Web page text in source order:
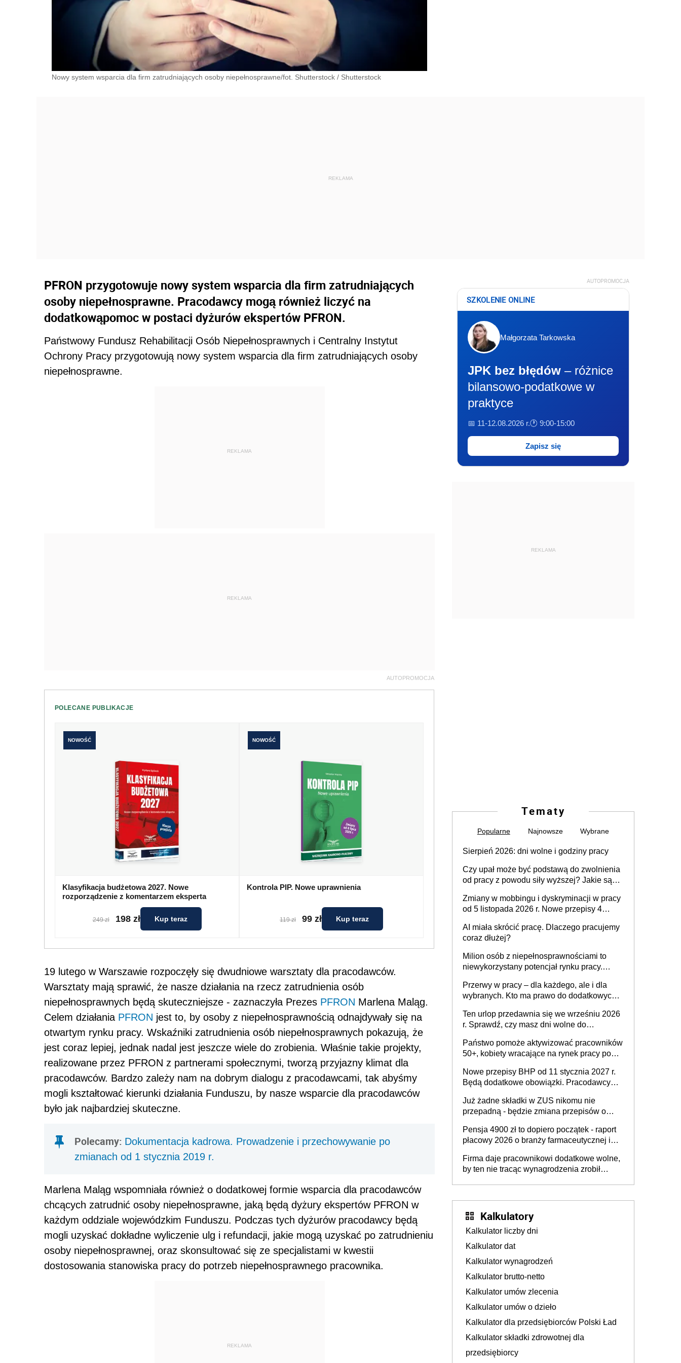
Nowy system wsparcia dla firm zatrudniających osoby niepełnosprawne/fot. Shutterstock / Shutterstock
PFRON przygotowuje nowy system wsparcia dla firm zatrudniających
osoby niepełnosprawne. Pracodawcy mogą również liczyć na
dodatkowąpomoc w postaci dyżurów ekspertów PFRON.
Państwowy Fundusz Rehabilitacji Osób Niepełnosprawnych i Centralny Instytut
Ochrony Pracy przygotowują nowy system wsparcia dla firm zatrudniających osoby
niepełnosprawne.
REKLAMA
REKLAMA
AUTOPROMOCJA
POLECANE PUBLIKACJE
NOWOŚĆ
Klasyfikacja budżetowa 2027. Nowe
rozporządzenie z komentarzem eksperta
249 zł 198 zł Kup teraz
NOWOŚĆ
Kontrola PIP. Nowe uprawnienia
119 zł 99 zł Kup teraz
19 lutego w Warszawie rozpoczęły się dwudniowe warsztaty dla pracodawców.
Warsztaty mają sprawić, że nasze działania na rzecz zatrudnienia osób
niepełnosprawnych będą skuteczniejsze - zaznaczyła Prezes PFRON Marlena Maląg.
Celem działania PFRON jest to, by osoby z niepełnosprawnością odnajdywały się na
otwartym rynku pracy. Wskaźniki zatrudnienia osób niepełnosprawnych pokazują, że
jest coraz lepiej, jednak nadal jest jeszcze wiele do zrobienia. Właśnie takie projekty,
realizowane przez PFRON z partnerami społecznymi, tworzą przyjazny klimat dla
pracodawców. Bardzo zależy nam na dobrym dialogu z pracodawcami, tak abyśmy
mogli kształtować kierunki działania Funduszu, by nasze wsparcie dla pracodawców
było jak najbardziej skuteczne.
Polecamy: Dokumentacja kadrowa. Prowadzenie i przechowywanie po
zmianach od 1 stycznia 2019 r.
Marlena Maląg wspomniała również o dodatkowej formie wsparcia dla pracodawców
chcących zatrudnić osoby niepełnosprawne, jaką będą dyżury ekspertów PFRON w
każdym oddziale wojewódzkim Funduszu. Podczas tych dyżurów pracodawcy będą
mogli uzyskać dokładne wyliczenie ulg i refundacji, jakie mogą uzyskać po zatrudnieniu
osoby niepełnosprawnej, oraz skonsultować się ze specjalistami w kwestii
dostosowania stanowiska pracy do potrzeb niepełnosprawnego pracownika.
REKLAMA
AUTOPROMOCJA
SZKOLENIE ONLINE
Małgorzata Tarkowska
JPK bez błędów – różnice
bilansowo-podatkowe w
praktyce
📅 11-12.08.2026 r.🕐 9:00-15:00
Zapisz się
REKLAMA
Tematy
Popularne Najnowsze Wybrane
Sierpień 2026: dni wolne i godziny pracy
Czy upał może być podstawą do zwolnienia
od pracy z powodu siły wyższej? Jakie są
Zmiany w mobbingu i dyskryminacji w pracy
od 5 listopada 2026 r. Nowe przepisy 4
Ustaw
AI miała skrócić pracę. Dlaczego pracujemy
coraz dłużej?
Milion osób z niepełnosprawnościami to
niewykorzystany potencjał rynku pracy.
dofinansowań czy refundacji, ale bariery po
stronie systemu i świadomości
pracodawców [WYWIAD]
Przerwy w pracy – dla każdego, ale i dla
wybranych. Kto ma prawo do dodatkowych
Ten urlop przedawnia się we wrześniu 2026
r. Sprawdź, czy masz dni wolne do
Państwo pomoże aktywizować pracowników
50+, kobiety wracające na rynek pracy po
osoby neuroatypowe. Powstanie Fundusz
na rzecz Inkluzywności w Zatrudnianiu?
Nowe przepisy BHP od 11 stycznia 2027 r.
Będą dodatkowe obowiązki. Pracodawcy
Już żadne składki w ZUS nikomu nie
przepadną - będzie zmiana przepisów o
ubezpieczeniom społecznym
Pensja 4900 zł to dopiero początek - raport
płacowy 2026 o branży farmaceutycznej i
Firma daje pracownikowi dodatkowe wolne,
by ten nie tracąc wynagrodzenia zrobił
Kalkulatory
Kalkulator liczby dni
Kalkulator dat
Kalkulator wynagrodzeń
Kalkulator brutto-netto
Kalkulator umów zlecenia
Kalkulator umów o dzieło
Kalkulator dla przedsiębiorców Polski Ład
Kalkulator składki zdrowotnej dla
przedsiębiorcy